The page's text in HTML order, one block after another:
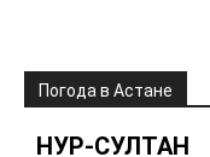
Погода в Астане
НУР-СУЛТАН